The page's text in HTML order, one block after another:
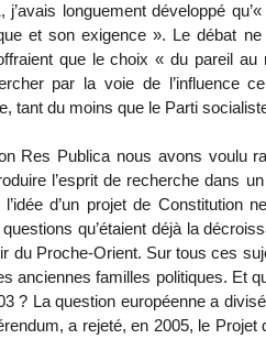
j’avais longuement développé
et son exigence ». Le débat
que le choix « du pareil
par la voie de l’influence
tant du moins que le Parti
Res Publica nous avons voulu
l’esprit de recherche dans
l’idée d’un projet de Constitution
qu’étaient déjà la
du Proche-Orient. Sur tous ces
anciennes familles politiques. Et
? La question européenne a
a rejeté, en 2005, le